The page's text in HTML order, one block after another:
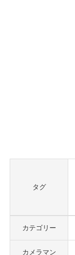
タグ
カテゴリー
カメラマン